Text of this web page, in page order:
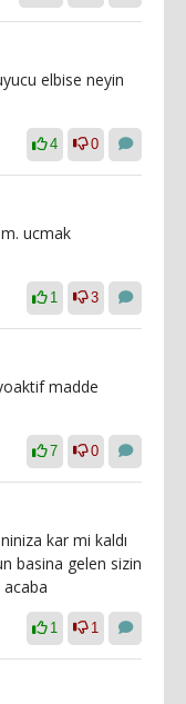
elbise neyin
4 0
ucmak
1 3
madde
7 0
kar mi kaldı
basina gelen sizin
1 1